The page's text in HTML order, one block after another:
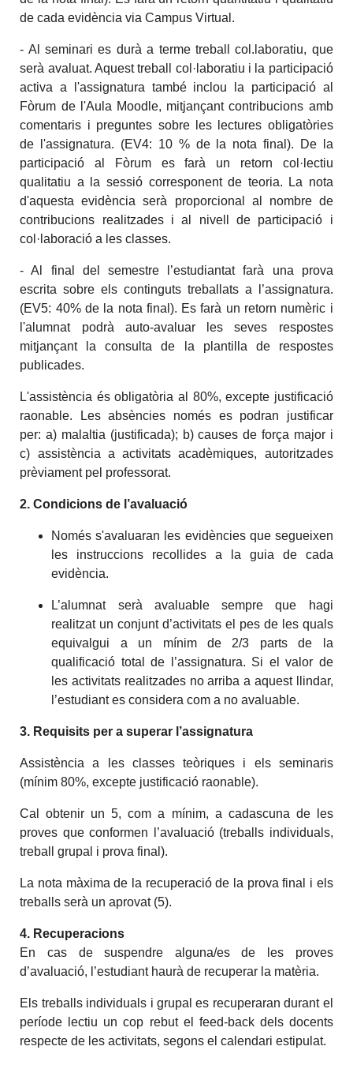
de cada evidència via Campus Virtual.
- Al seminari es durà a terme treball col.laboratiu, que
serà avaluat. Aquest treball col·laboratiu i la participació
activa a l'assignatura també inclou la participació al
Fòrum de l'Aula Moodle, mitjançant contribucions amb
comentaris i preguntes sobre les lectures obligatòries
de l'assignatura. (EV4: 10 % de la nota final). De la
participació al Fòrum es farà un retorn col·lectiu
qualitatiu a la sessió corresponent de teoria. La nota
d'aquesta evidència serà proporcional al nombre de
contribucions realitzades i al nivell de participació i
col·laboració a les classes.
- Al final del semestre l’estudiantat farà una prova
escrita sobre els continguts treballats a l’assignatura.
(EV5: 40% de la nota final). Es farà un retorn numèric i
l'alumnat podrà auto-avaluar les seves respostes
mitjançant la consulta de la plantilla de respostes
publicades.
L'assistència és obligatòria al 80%,excepte justificació
raonable. Les absències només es podran justificar
per:a) malaltia (justificada); b) causes de força major i
c) assistència aactivitats acadèmiques, autoritzades
prèviament pel professorat.
2. Condicions de l’avaluació
Només s'avaluaran les evidències que segueixen
les instruccions recollides a la guia de cada
evidència.
L’alumnat serà avaluable sempre que hagi
realitzat un conjunt d’activitats el pes de les quals
equivalgui a un mínim de 2/3 parts de la
qualificació total de l’assignatura. Si el valor de
les activitats realitzades no arriba a aquest llindar,
l’estudiant es considera com a no avaluable.
3. Requisits per a superar l’assignatura
Assistència a les classes teòriques i els seminaris
(mínim 80%, excepte justificació raonable).
Cal obtenir un 5, com a mínim, a cadascuna de les
proves que conformen l’avaluació (treballs individuals,
treball grupal i prova final).
La nota màxima de la recuperació de la prova final i els
treballs serà un aprovat (5).
4. Recuperacions
En cas de suspendre alguna/es de les proves
d’avaluació, l’estudiant haurà de recuperar la matèria.
Els treballs individuals i grupal es recuperaran durant el
període lectiu un cop rebut el feed-back dels docents
respecte de les activitats, segons el calendari estipulat.